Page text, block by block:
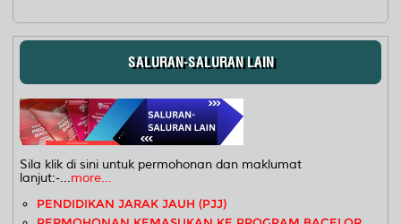
SALURAN-SALURAN LAIN
Sila klik di sini untuk permohonan dan maklumat
lanjut:-...more...
PENDIDIKAN JARAK JAUH (PJJ)